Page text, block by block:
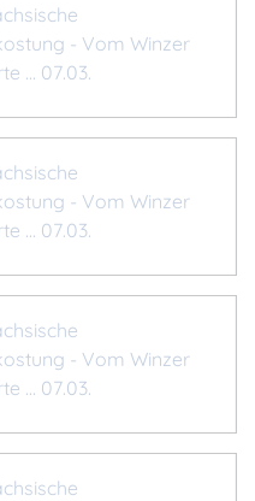
- Vom Winzer
... 07.03.
- Vom Winzer
... 07.03.
- Vom Winzer
... 07.03.